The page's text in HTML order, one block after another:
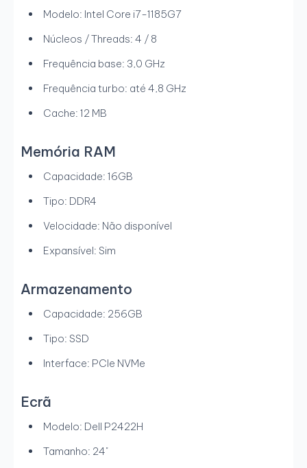
Modelo: Intel Core i7-1185G7
Núcleos / Threads: 4 / 8
Frequência base: 3,0 GHz
Frequência turbo: até 4,8 GHz
Cache: 12 MB
Memória RAM
Capacidade: 16GB
Tipo: DDR4
Velocidade: Não disponível
Expansível: Sim
Armazenamento
Capacidade: 256GB
Tipo: SSD
Interface: PCIe NVMe
Ecrã
Modelo: Dell P2422H
Tamanho: 24"